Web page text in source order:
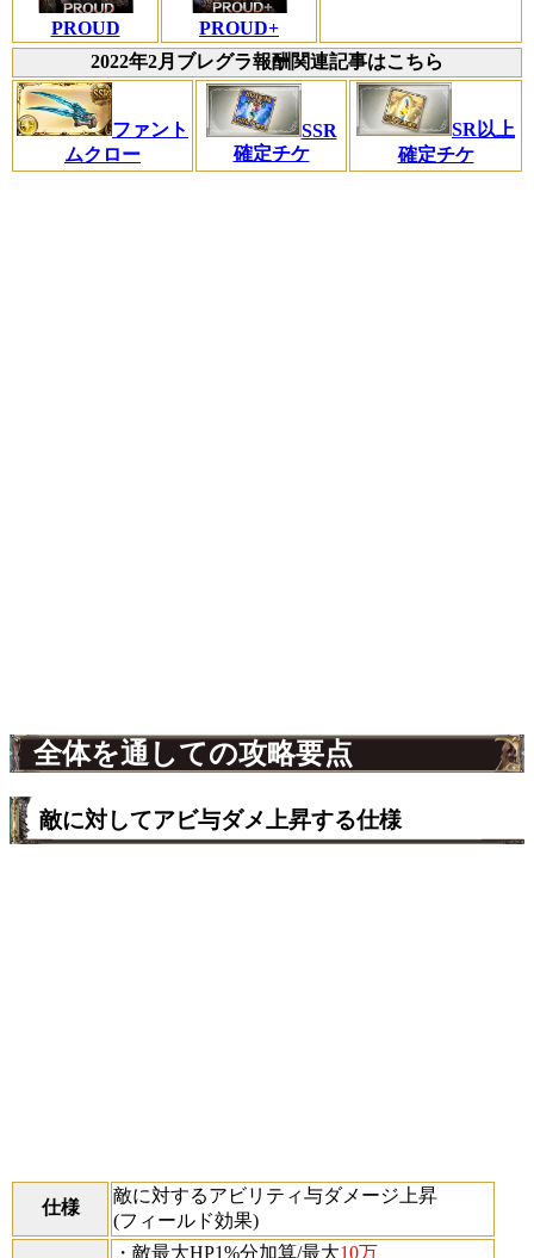
PROUD
PROUD+
2022年2月ブレグラ報酬関連記事はこちら
ファント
ムクロー
SSR
確定チケ
SR以上
確定チケ
全体を通しての攻略要点
敵に対してアビ与ダメ上昇する仕様
仕様
敵に対するアビリティ与ダメージ上昇
(フィールド効果)
・敵最大HP1%分加算/最大10万